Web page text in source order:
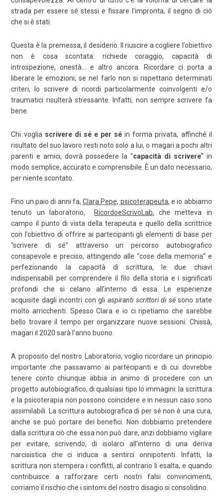
strada per essere sé stessi e fissare l’impronta, il segno di ciò
che si è stati.
Questa è la premessa, il desiderio. Il riuscire a cogliere l’obiettivo
non è cosa scontata: richiede coraggio, capacità di
introspezione, onestà… e altro ancora. Ricordare ci porta a
liberare le emozioni; se nel farlo non si rispettano determinati
criteri, lo scrivere di ricordi particolarmente coinvolgenti e/o
traumatici risulterà stressante. Infatti, non sempre scrivere fa
bene.
Chi voglia scrivere di sé e per sé in forma privata, affinché il
risultato del suo lavoro resti noto solo a lui, o magari a pochi altri
parenti e amici, dovrà possedere la “capacità di scrivere” in
modo semplice, accurato e comprensibile. È un dato necessario,
per niente scontato.
Fino un paio di anni fa,Clara Pepe, psicoterapeuta, e io abbiamo
tenuto un laboratorio,
RicordoeScrivoLab, che metteva in
campo il punto di vista della terapeuta e quello della scrittrice
con l’obiettivo di offrire ai partecipanti gli elementi di base per
“scrivere di sé” attraverso un percorso autobiografico
consapevole e preciso, attingendo alle “cose della memoria” e
perfezionando la capacità di scrittura, le due chiavi
indispensabili per comprendere il filo della storia e i significati
profondi che si celano all’interno di essa. Le esperienze
acquisite dagli incontri con gli aspiranti scrittori di sésono state
molto arricchenti. Spesso Clara e io ci ripetiamo che sarebbe
bello trovare il tempo per organizzare nuove sessioni. Chissà,
magari il 2020 sarà l’anno buono.
A proposito del nostro Laboratorio, voglio ricordare un principio
importante che passavamo ai partecipanti e di cui dovrebbe
tenere conto chiunque abbia in animo di procedere con un
progetto autobiografico, di qualsiasi tipo lo immagini: la scrittura
e la psicoterapia non possono coincidere e in nessun caso sono
assimilabili. La scrittura autobiografica di per sé non è una cura,
anche se può portare dei benefici. Non dobbiamo pretendere
dalla scrittura ciò che essa non può dare, anzi dobbiamo vigilare
per evitare, scrivendo, di isolarci all’interno di una deriva
narcisistica che ci induca a sentirci onnipotenti. Infatti, la
scrittura non stempera i conflitti, al contrario li esalta, e quando
contribuisce a rafforzare certi nostri falsi convincimenti,
corriamo il rischio che i sintomi del nostro disagio si consolidino.